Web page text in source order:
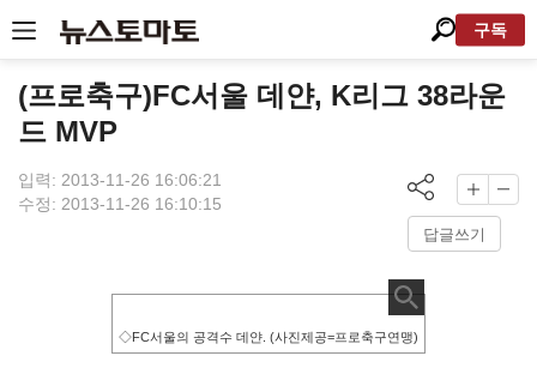
구독
(프로축구)FC서울 데얀, K리그 38라운
드 MVP
입력: 2013-11-26 16:06:21
수정: 2013-11-26 16:10:15
답글쓰기
◇FC서울의 공격수 데얀. (사진제공=프로축구연맹)